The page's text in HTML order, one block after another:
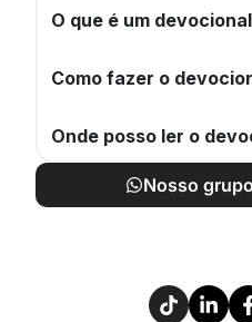
O que é um
Como fazer o
Onde posso ler o
Nosso